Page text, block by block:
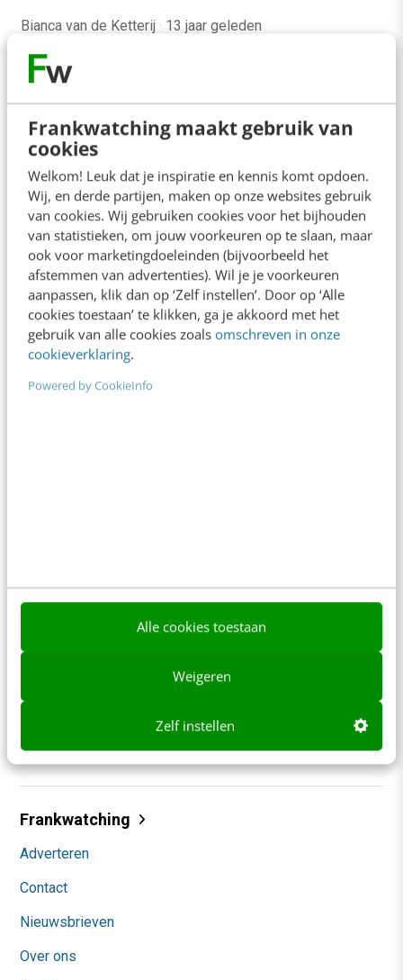
Frankwatching maakt gebruik van
cookies
Welkom! Leuk dat je inspiratie en kennis komt opdoen.
Wij, en derde partijen, maken op onze websites gebruik
van cookies. Wij gebruiken cookies voor het bijhouden
van statistieken, om jouw voorkeuren op te slaan, maar
ook voor marketingdoeleinden (bijvoorbeeld het
afstemmen van advertenties). Wil je je voorkeuren
aanpassen, klik dan op ‘Zelf instellen’. Door op ‘Alle
cookies toestaan’ te klikken, ga je akkoord met het
gebruik van alle cookies zoals omschreven in onze
cookieverklaring.
Powered by CookieInfo
Alle cookies toestaan
Weigeren
Zelf instellen
Bianca van de Ketterij · 13 jaar geleden
ONLINE MASTERCLASS
De nieuwe SEO- & GEO-
spelregels
Redactie
redactie@frankwatching.com
Meer contactopties
Frankwatching
Adverteren
Contact
Nieuwsbrieven
Over ons